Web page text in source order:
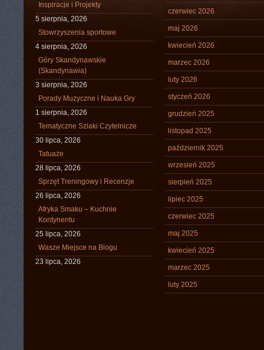
Inspiracje i Projekty
5 sierpnia, 2026
Stowrzyszenia sportowe
4 sierpnia, 2026
Góry Skandynawskie
(Skandynawia)
3 sierpnia, 2026
Porady Muzyczne i Nauka Gry
1 sierpnia, 2026
Tematyczne Szlaki Czytelnicze
30 lipca, 2026
Tatuaże
28 lipca, 2026
Sprzęt Treningowy i Recenzje
26 lipca, 2026
Afryka Smaku – Kuchnie
Kontynentu
25 lipca, 2026
Wasze Miejsce na Blogu
23 lipca, 2026
czerwiec 2026
maj 2026
kwiecień 2026
marzec 2026
luty 2026
styczeń 2026
grudzień 2025
listopad 2025
październik 2025
wrzesień 2025
sierpień 2025
lipiec 2025
czerwiec 2025
maj 2025
kwiecień 2025
marzec 2025
luty 2025